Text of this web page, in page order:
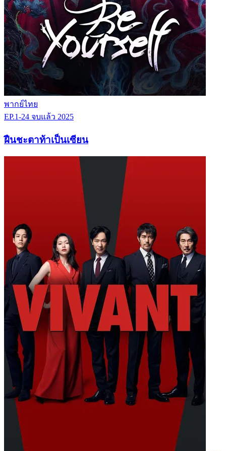
พากย์ไทย
EP.1-24 จบแล้ว 2025
ฝืนชะตาท้าเป็นเซียน